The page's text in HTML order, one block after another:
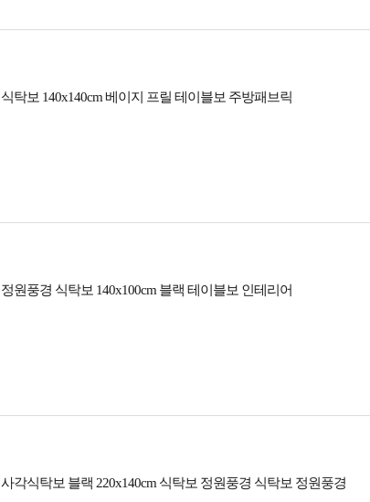
식탁보 140x140cm 베이지 프릴 테이블보 주방패브릭
정원풍경 식탁보 140x100cm 블랙 테이블보 인테리어
사각식탁보 블랙 220x140cm 식탁보 정원풍경 식탁보 정원풍경